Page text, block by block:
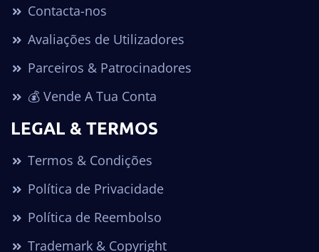
Contacta-nos
Avaliações de Utilizadores
Parceiros & Patrocinadores
💰 Vende A Tua Conta
LEGAL & TERMOS
Termos & Condições
Política de Privacidade
Política de Reembolso
Trademark & Copyright